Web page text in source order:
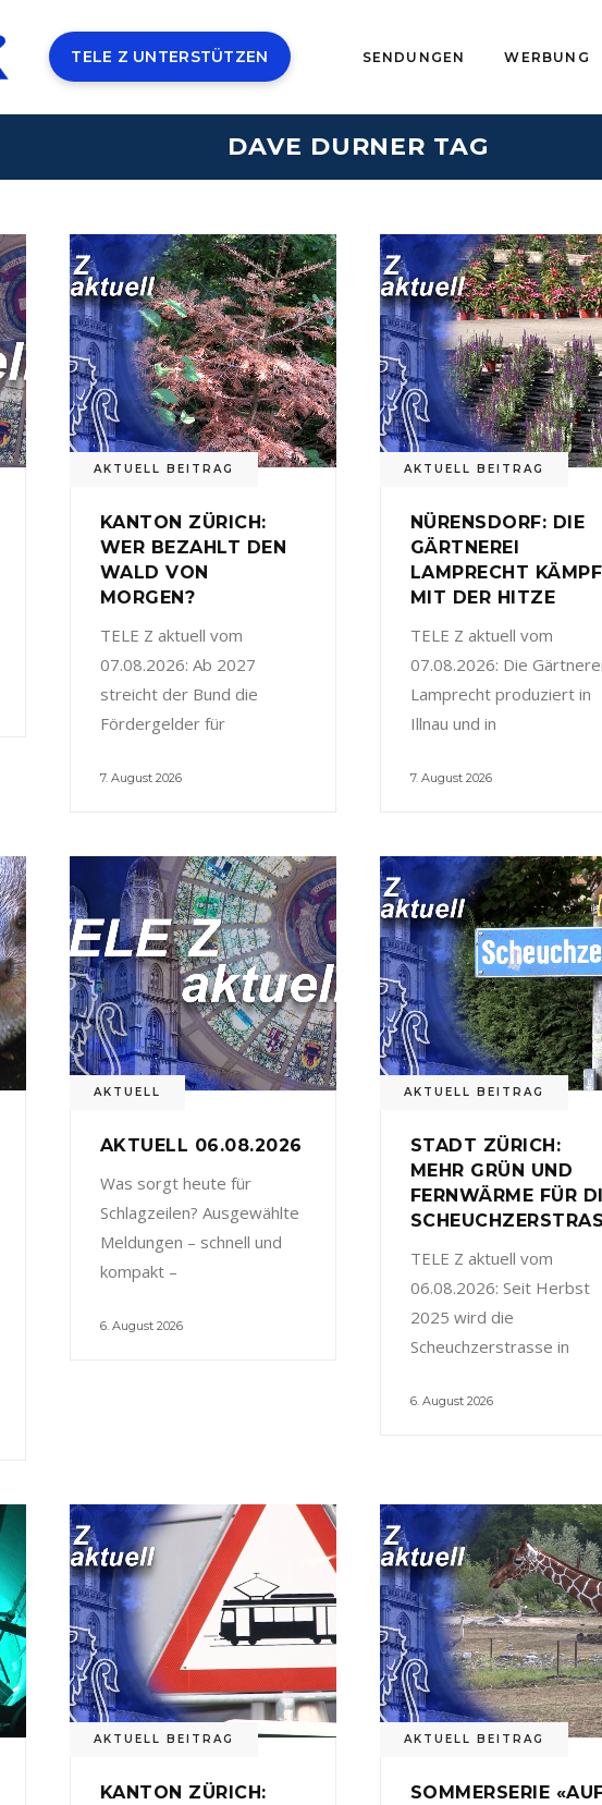
TELE Z UNTERSTÜTZEN SENDUNGEN WERBUNG
DAVE DURNER TAG
AKTUELL BEITRAG
KANTON ZÜRICH:
WER BEZAHLT DEN
WALD VON
MORGEN?
TELE Z aktuell vom
07.08.2026: Ab 2027
streicht der Bund die
Fördergelder für
7. August 2026
AKTUELL BEITRAG
NÜRENSDORF: DIE
GÄRTNEREI
LAMPRECHT
MIT DER HITZE
TELE Z aktuell vom
07.08.2026: Die
Lamprecht produziert in
Illnau und in
7. August 2026
AKTUELL
AKTUELL 06.08.2026
Was sorgt heute für
Schlagzeilen? Ausgewählte
Meldungen – schnell und
kompakt –
6. August 2026
AKTUELL BEITRAG
STADT ZÜRICH:
MEHR GRÜN UND
FERNWÄRME FÜR
TELE Z aktuell vom
06.08.2026: Seit Herbst
2025 wird die
Scheuchzerstrasse in
6. August 2026
AKTUELL BEITRAG
KANTON ZÜRICH:
AKTUELL BEITRAG
SOMMERSERIE